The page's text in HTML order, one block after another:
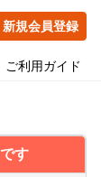
新規会員登録
ご利用ガイド
す